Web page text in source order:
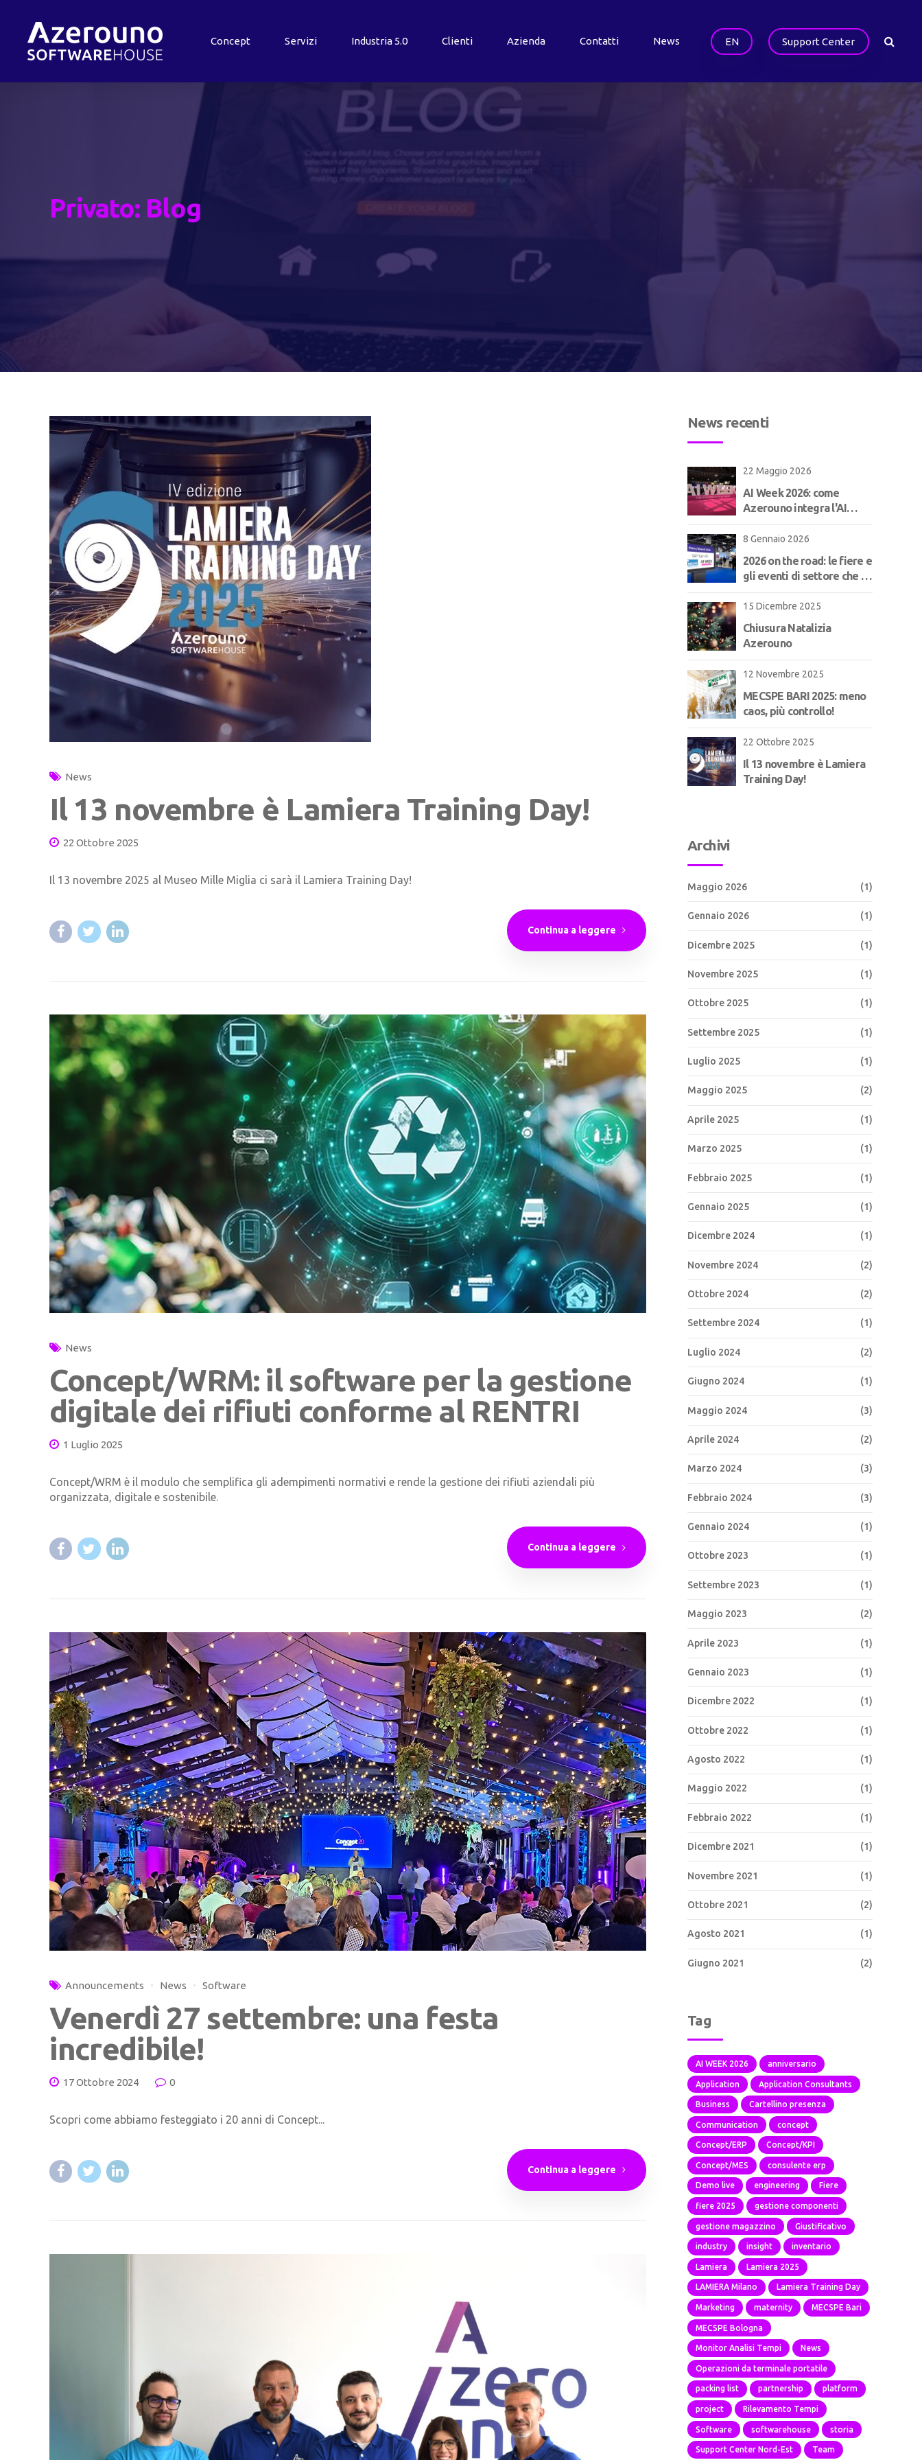
EN Support Center
Concept Servizi Industria 5.0 Clienti Azienda Contatti News
Privato: Blog
News
Il 13 novembre è Lamiera Training Day!
22 Ottobre 2025
Il 13 novembre 2025 al Museo Mille Miglia ci sarà il Lamiera Training Day!
Continua a leggere
News
Concept/WRM: il software per la gestione
digitale dei rifiuti conforme al RENTRI
1 Luglio 2025
Concept/WRM è il modulo che semplifica gli adempimenti normativi e rende la gestione dei rifiuti aziendali più
organizzata, digitale e sostenibile.
Continua a leggere
Announcements News Software
Venerdì 27 settembre: una festa
incredibile!
17 Ottobre 2024 0
Scopri come abbiamo festeggiato i 20 anni di Concept...
Continua a leggere
News recenti
22 Maggio 2026
AI Week 2026: come
Azerouno integra l'AI
manifatturiero | Concept
8 Gennaio 2026
2026 on the road: le fiere e
gli eventi di settore che ci
15 Dicembre 2025
Chiusura Natalizia
Azerouno
12 Novembre 2025
MECSPE BARI 2025: meno
caos, più controllo!
22 Ottobre 2025
Il 13 novembre è Lamiera
Training Day!
Archivi
Maggio 2026 (1)
Gennaio 2026 (1)
Dicembre 2025 (1)
Novembre 2025 (1)
Ottobre 2025 (1)
Settembre 2025 (1)
Luglio 2025 (1)
Maggio 2025 (2)
Aprile 2025 (1)
Marzo 2025 (1)
Febbraio 2025 (1)
Gennaio 2025 (1)
Dicembre 2024 (1)
Novembre 2024 (2)
Ottobre 2024 (2)
Settembre 2024 (1)
Luglio 2024 (2)
Giugno 2024 (1)
Maggio 2024 (3)
Aprile 2024 (2)
Marzo 2024 (3)
Febbraio 2024 (3)
Gennaio 2024 (1)
Ottobre 2023 (1)
Settembre 2023 (1)
Maggio 2023 (2)
Aprile 2023 (1)
Gennaio 2023 (1)
Dicembre 2022 (1)
Ottobre 2022 (1)
Agosto 2022 (1)
Maggio 2022 (1)
Febbraio 2022 (1)
Dicembre 2021 (1)
Novembre 2021 (1)
Ottobre 2021 (2)
Agosto 2021 (1)
Giugno 2021 (2)
Tag
AI WEEK 2026 anniversario
Application Application Consultants
Business Cartellino presenza
Communication concept
Concept/ERP Concept/KPI
Concept/MES consulente erp
Demo live engineering Fiere
fiere 2025 gestione componenti
gestione magazzino Giustificativo
industry insight inventario
Lamiera Lamiera 2025
LAMIERA Milano Lamiera Training Day
Marketing maternity MECSPE Bari
MECSPE Bologna
Monitor Analisi Tempi News
Operazioni da terminale portatile
packing list partnership platform
project Rilevamento Tempi
Software softwarehouse storia
Support Center Nord-Est Team